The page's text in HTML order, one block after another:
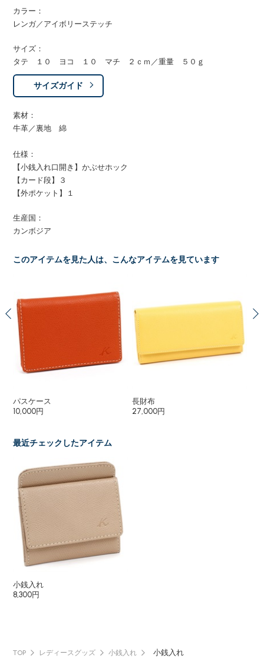
カラー：
レンガ／アイボリーステッチ
サイズ：
タテ １０ ヨコ １０ マチ ２ｃｍ／重量 ５０ｇ
サイズガイド
素材：
牛革／裏地 綿
仕様：
【小銭入れ口開き】かぶせホック
【カード段】３
【外ポケット】１
生産国：
カンボジア
このアイテムを見た人は、こんなアイテムを見ています
パスケース
10,000円
長財布
27,000円
最近チェックしたアイテム
小銭入れ
8,300円
TOP レディースグッズ 小銭入れ 小銭入れ